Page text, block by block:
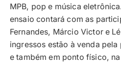
MPB, pop e música
ensaio contará com as
Fernandes, Márcio Victor e
ingressos estão à venda
e também em ponto físico,